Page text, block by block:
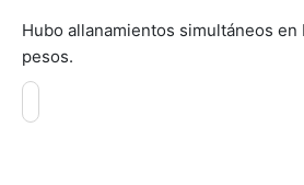
Hubo allanamientos simultáneos
pesos.